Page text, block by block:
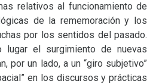
relativos al funcionamiento de
de la rememoración y los
por los sentidos del pasado.
lugar el surgimiento de nuevas
por un lado, a un “giro subjetivo”
en los discursos y prácticas